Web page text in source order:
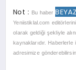
Not : Bu haber
Yeniistiklal.com
olarak geldiği şekliyle
kaynaklarıdır.
adresimize